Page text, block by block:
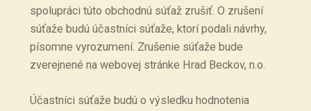
spolupráci túto obchodnú súťaž zrušiť. O zrušení
súťaže budú účastníci súťaže, ktorí podali návrhy,
písomne vyrozumení. Zrušenie súťaže bude
zverejnené na webovej stránke Hrad Beckov, n.o.
Účastníci súťaže budú o výsledku hodnotenia